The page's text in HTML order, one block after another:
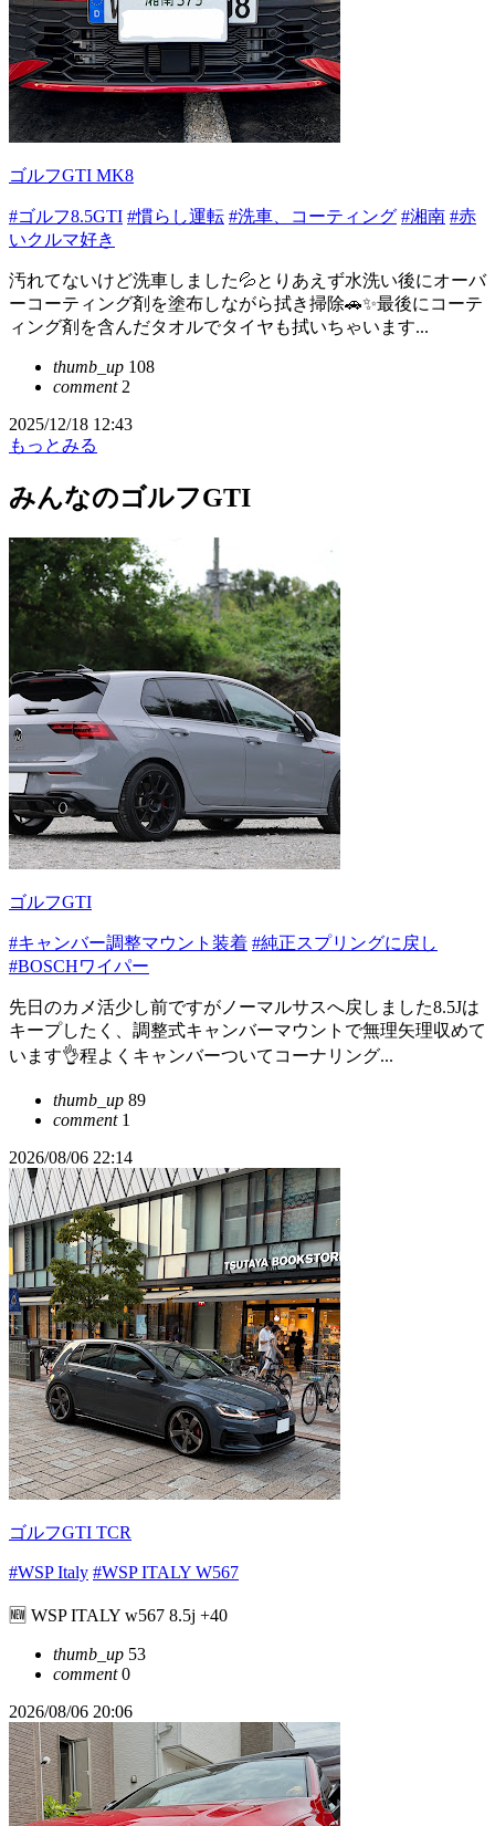
ゴルフGTI MK8
#ゴルフ8.5GTI #慣らし運転 #洗車、コーティング #湘南 #赤
いクルマ好き
汚れてないけど洗車しました💦とりあえず水洗い後にオーバ
ーコーティング剤を塗布しながら拭き掃除🚗✨最後にコーテ
ィング剤を含んだタオルでタイヤも拭いちゃいます...
thumb_up 108
comment2
2025/12/18 12:43
もっとみる
みんなのゴルフGTI
ゴルフGTI
#キャンバー調整マウント装着 #純正スプリングに戻し
#BOSCHワイパー
先日のカメ活少し前ですがノーマルサスへ戻しました8.5Jは
キープしたく、調整式キャンバーマウントで無理矢理収めて
います👌程よくキャンバーついてコーナリング...
thumb_up 89
comment1
2026/08/06 22:14
ゴルフGTI TCR
#WSP Italy #WSP ITALY W567
🆕 WSP ITALY w567 8.5j +40
thumb_up 53
comment0
2026/08/06 20:06